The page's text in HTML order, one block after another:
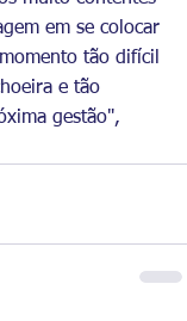
em se colocar
tão difícil
e tão
gestão",